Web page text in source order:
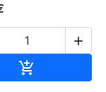

